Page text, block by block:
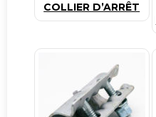
COLLIER D’ARRÊT